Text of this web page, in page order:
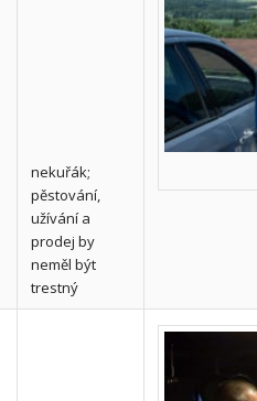
nekuřák;
pěstování,
užívání a
prodej by
neměl být
trestný